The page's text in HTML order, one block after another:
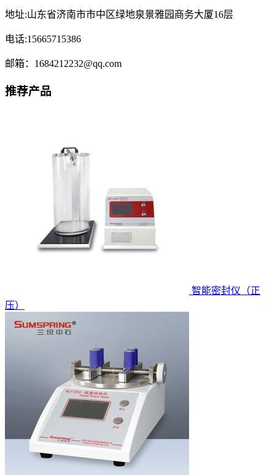
地址:山东省济南市市中区绿地泉景雅园商务大厦16层
电话:15665715386
邮箱：1684212232@qq.com
推荐产品
智能密封仪（正
压）